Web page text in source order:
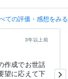
ての評価・感想をみる
3年以上前
作成でお世話
望に応えて下